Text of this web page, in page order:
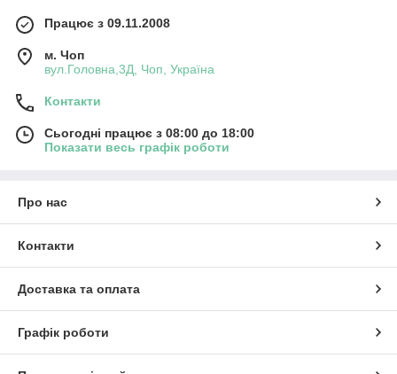
Працює з 09.11.2008
м. Чоп
вул.Головна,3Д, Чоп, Україна
Контакти
Сьогодні працює з 08:00 до 18:00
Показати весь графік роботи
Про нас
Контакти
Доставка та оплата
Графік роботи